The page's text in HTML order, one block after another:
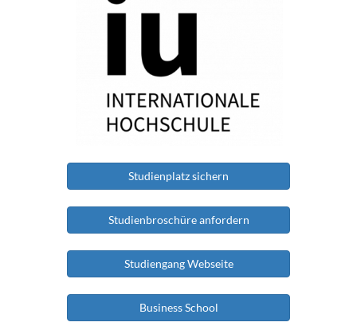
Studienplatz sichern
Studienbroschüre anfordern
Studiengang Webseite
Business School